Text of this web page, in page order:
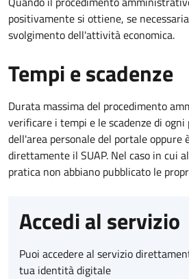
positivamente si ottiene, se
svolgimento dell'attività economica.
Tempi e scadenze
Durata massima del procedimento
verificare i tempi e le scadenze di
dell'area personale del portale oppure
direttamente il SUAP. Nel caso in cui
pratica non abbiano pubblicato le
Accedi al servizio
Puoi accedere al servizio
tua identità digitale